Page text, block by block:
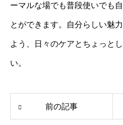
ーマルな場でも普段使いでも
とができます。自分らしい魅
よう、日々のケアとちょっと
い。
前の記事